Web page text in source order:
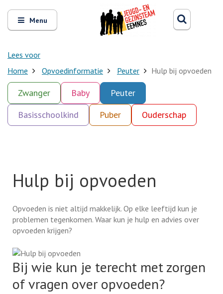
Open
en
sluit
Menu
Lees voor
Zoeken
Home Opvoedinformatie Peuter Hulp bij opvoeden
Zwanger Baby
Peuter
Basisschoolkind
Puber Ouderschap
Hulp bij opvoeden
Opvoeden is niet altijd makkelijk. Op elke leeftijd kun je
problemen tegenkomen. Waar kun je hulp en advies over
opvoeden krijgen?
Bij wie kun je terecht met zorgen
of vragen over opvoeden?